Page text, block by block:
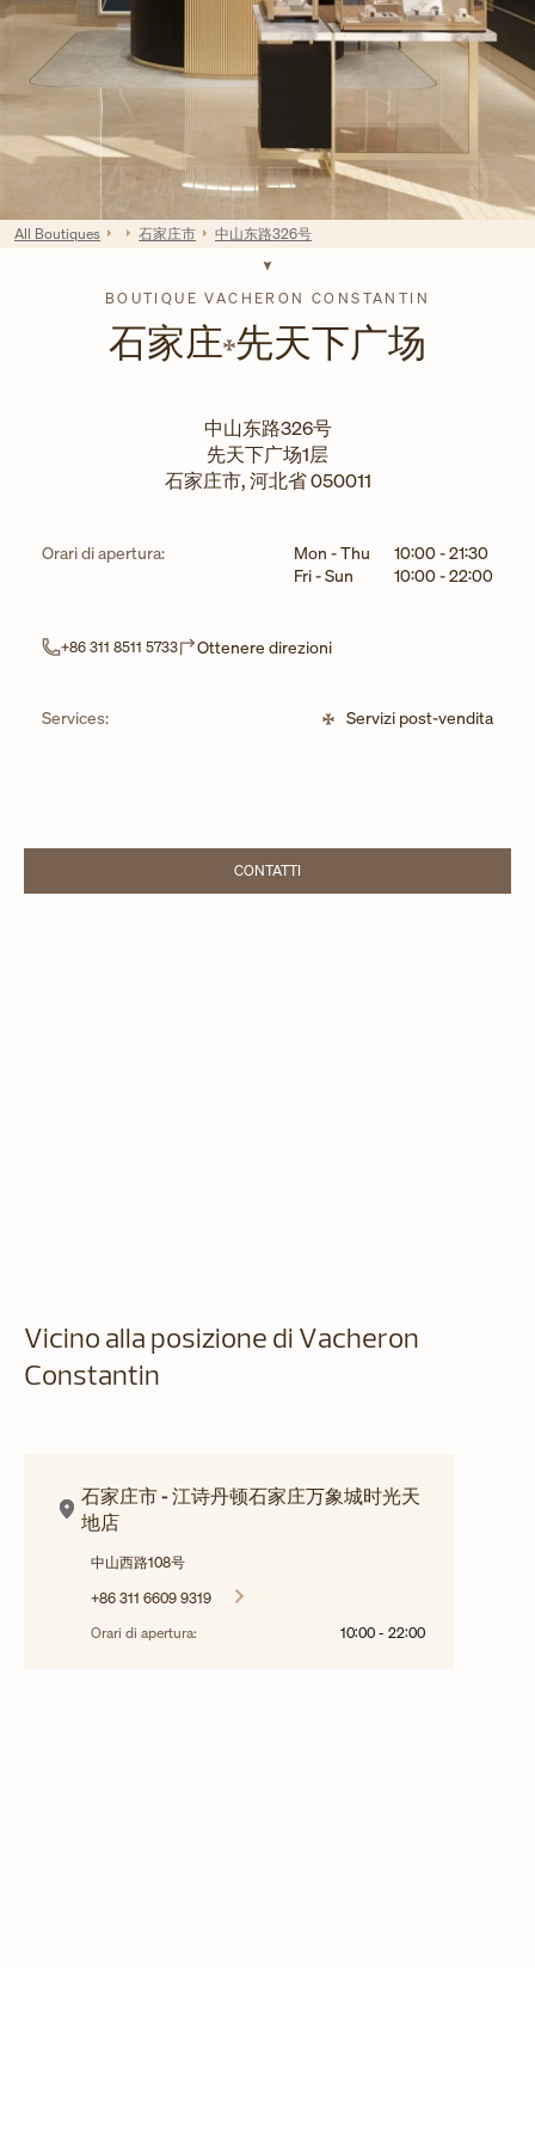
BOUTIQUE VACHERON CONSTANTIN
石家庄 先天下广场
中山东路326号
先天下广场1层
石家庄市,河北省050011
Orari di apertura: Giorno della settimanaOre
Mon - Thu 10:00-21:30
Fri - Sun
10:00-22:00
+86 311 8511 5733 Ottenere direzioniLink Opens in New Tab
Services: Servizi post-vendita
CONTATTILINK OPENS IN NEW TAB
All Boutiques 石家庄市 中山东路326号
Vicino alla posizione di Vacheron
Constantin
石家庄市 - 江诗丹顿石家庄万象城时光天
地店
中山西路108号
+86 311 6609 9319
Orari di apertura:
10:00 - 22:00